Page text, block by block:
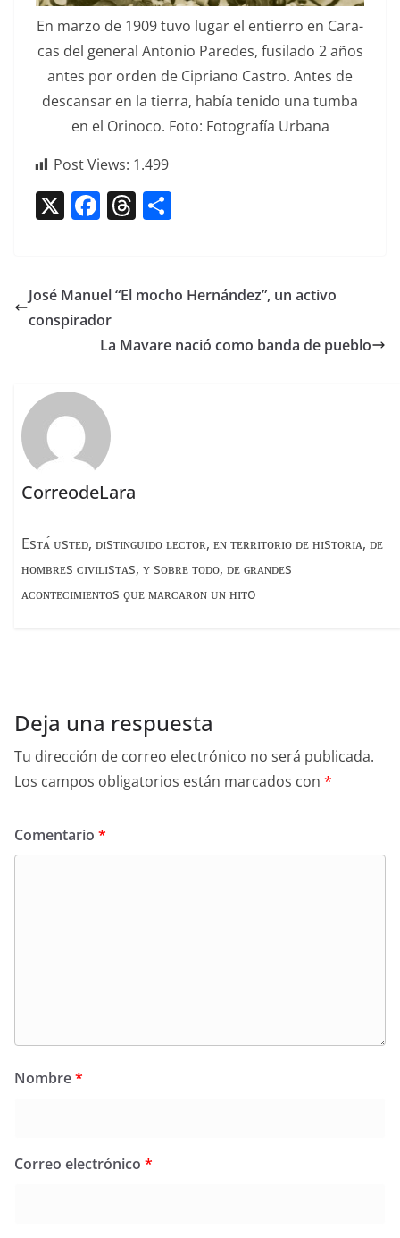
En mar­zo de 1909 tuvo lugar el entier­ro en Cara­
cas del gen­er­al Anto­nio Pare­des, fusila­do 2 años
antes por orden de Cipri­ano Cas­tro. Antes de
des­cansar en la tier­ra, había tenido una tum­ba
en el Orinoco. Foto: Fotografía Urbana
Post Views: 1.499
X F
e
b
o
k
T
a
s
p
tir
José Manuel “El mocho Hernández”, un activo
conspirador
La Mavare nació como banda de pueblo
CorreodeLara
Esᴛᴀ́ ᴜsᴛᴇᴅ, ᴅɪsᴛɪɴɢᴜɪᴅᴏ ʟᴇᴄᴛᴏʀ, ᴇɴ ᴛᴇʀʀɪᴛᴏʀɪᴏ ᴅᴇ ʜɪsᴛᴏʀɪᴀ, ᴅᴇ
ʜᴏᴍʙʀᴇs ᴄɪᴠɪʟɪsᴛᴀs, ʏ sᴏʙʀᴇ ᴛᴏᴅᴏ, ᴅᴇ ɢʀᴀɴᴅᴇs
ᴀᴄᴏɴᴛᴇᴄɪᴍɪᴇɴᴛᴏs ϙᴜᴇ ᴍᴀʀᴄᴀʀᴏɴ ᴜɴ ʜɪᴛo
Deja una respuesta
Tu dirección de correo electrónico no será publicada.
Los campos obligatorios están marcados con *
Comentario *
Nombre*
Correo electrónico *